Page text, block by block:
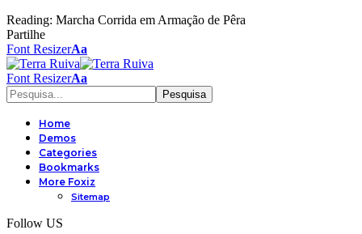
Reading: Marcha Corrida em Armação de Pêra
Partilhe
Font ResizerAa
Font ResizerAa
Home
Demos
Categories
Bookmarks
More Foxiz
Sitemap
Follow US